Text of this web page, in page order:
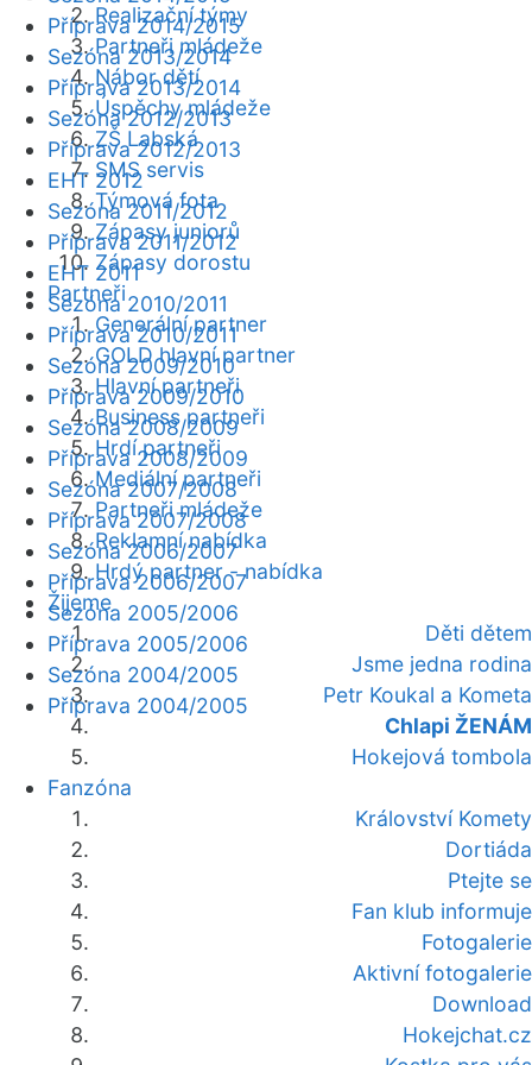
Realizační týmy
Partneři mládeže
Nábor dětí
Úspěchy mládeže
ZŠ Labská
SMS servis
Týmová fota
Zápasy juniorů
Zápasy dorostu
Partneři
Generální partner
GOLD hlavní partner
Hlavní partneři
Business partneři
Hrdí partneři
Mediální partneři
Partneři mládeže
Reklamní nabídka
Hrdý partner - nabídka
Žijeme
Děti dětem
Jsme jedna rodina
Petr Koukal a Kometa
Chlapi ŽENÁM
Hokejová tombola
Fanzóna
Království Komety
Dortiáda
Ptejte se
Fan klub informuje
Fotogalerie
Aktivní fotogalerie
Download
Hokejchat.cz
Příprava 2014/2015
Sezóna 2013/2014
Příprava 2013/2014
Sezóna 2012/2013
Příprava 2012/2013
EHT 2012
Sezóna 2011/2012
Příprava 2011/2012
EHT 2011
Sezóna 2010/2011
Příprava 2010/2011
Sezóna 2009/2010
Příprava 2009/2010
Sezóna 2008/2009
Příprava 2008/2009
Sezóna 2007/2008
Příprava 2007/2008
Sezóna 2006/2007
Příprava 2006/2007
Sezóna 2005/2006
Příprava 2005/2006
Sezóna 2004/2005
Příprava 2004/2005